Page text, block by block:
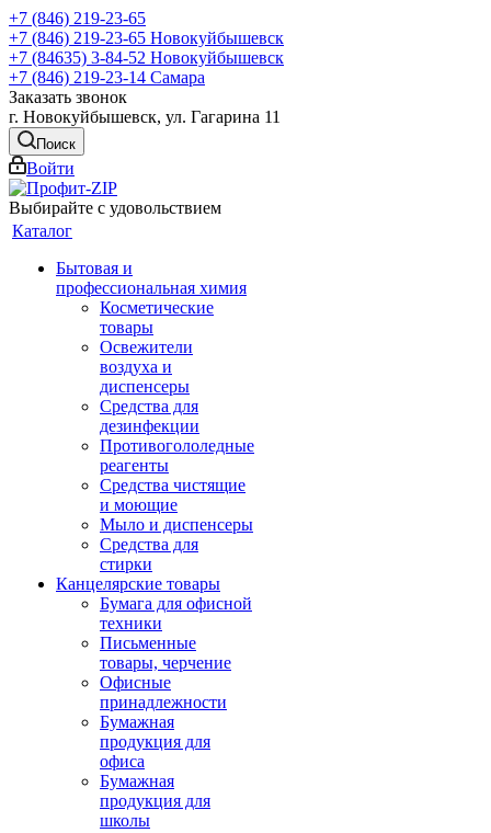
+7 (846) 219-23-65
+7 (846) 219-23-65 Новокуйбышевск
+7 (84635) 3-84-52 Новокуйбышевск
+7 (846) 219-23-14 Самара
Заказать звонок
г. Новокуйбышевск, ул. Гагарина 11
Поиск
Войти
Выбирайте с удовольствием
Каталог
Бытовая и
профессиональная химия
Косметические
товары
Освежители
воздуха и
диспенсеры
Средства для
дезинфекции
Противогололедные
реагенты
Средства чистящие
и моющие
Мыло и диспенсеры
Средства для
стирки
Канцелярские товары
Бумага для офисной
техники
Письменные
товары, черчение
Офисные
принадлежности
Бумажная
продукция для
офиса
Бумажная
продукция для
школы